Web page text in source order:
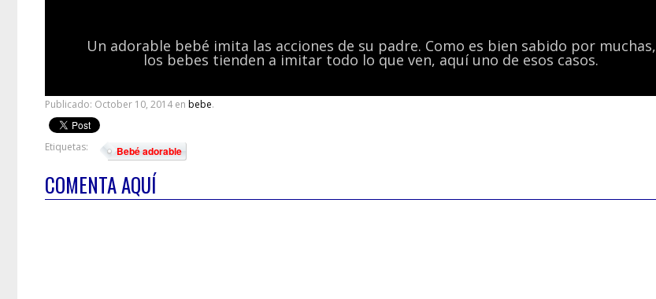
Un adorable bebé imita las acciones de su padre. Como es bien sabido por muchas,
los bebes tienden a imitar todo lo que ven, aquí uno de esos casos.
Publicado: October 10, 2014 en bebe.
Etiquetas: Bebé adorable
COMENTA AQUÍ